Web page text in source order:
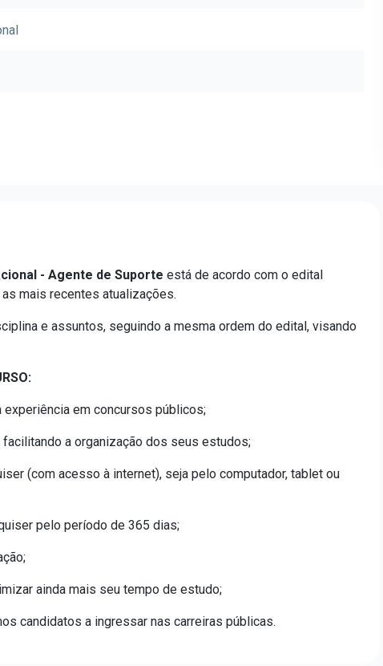
- Agente de Suporte está de acordo com o edital
mais recentes atualizações.
e assuntos, seguindo a mesma ordem do edital, visando
em concursos públicos;
facilitando a organização dos seus estudos;
(com acesso à internet), seja pelo computador, tablet ou
pelo período de 365 dias;
ainda mais seu tempo de estudo;
candidatos a ingressar nas carreiras públicas.